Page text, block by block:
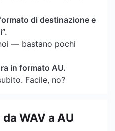
di destinazione e
— bastano pochi
in formato AU.
Facile, no?
WAV a AU